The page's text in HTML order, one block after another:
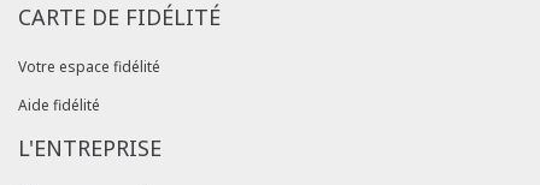
CARTE DE FIDÉLITÉ
Votre espace fidélité
Aide fidélité
L'ENTREPRISE